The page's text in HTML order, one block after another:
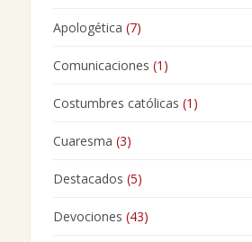
Apologética (7)
Comunicaciones (1)
Costumbres católicas (1)
Cuaresma (3)
Destacados (5)
Devociones (43)